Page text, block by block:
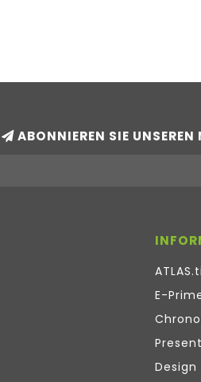
ABONNIEREN SIE UNSEREN
ATLAS.ti
E-
Design